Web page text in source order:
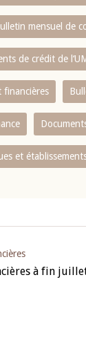
mensuel de
de crédit de
financières
et
à fin